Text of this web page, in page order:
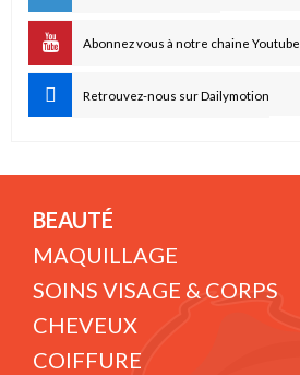
Abonnez vous à notre chaine Youtube
Retrouvez-nous sur Dailymotion
BEAUTÉ
MAQUILLAGE
SOINS VISAGE & CORPS
CHEVEUX
COIFFURE